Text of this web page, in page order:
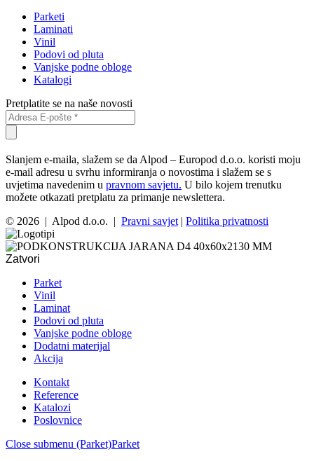
Parketi
Laminati
Vinil
Podovi od pluta
Vanjske podne obloge
Katalogi
Pretplatite se na naše novosti
Slanjem e-maila, slažem se da Alpod – Europod d.o.o. koristi moju
e-mail adresu u svrhu informiranja o novostima i slažem se s
uvjetima navedenim u pravnom savjetu. U bilo kojem trenutku
možete otkazati pretplatu za primanje newslettera.
© 2026 | Alpod d.o.o. | Pravni savjet | Politika privatnosti
Zatvori
Parket
Vinil
Laminat
Podovi od pluta
Vanjske podne obloge
Dodatni materijal
Akcija
Kontakt
Reference
Katalozi
Poslovnice
Close submenu (Parket)Parket